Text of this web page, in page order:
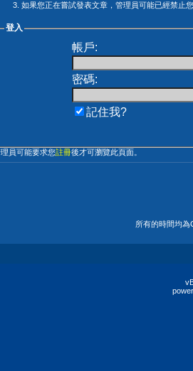
如果您正在嘗試發表文章，管理員可能已經禁止
登入
帳戶:
密碼:
記住我?
員可能要求您註冊後才可瀏覽此頁面。
所有的時間均為